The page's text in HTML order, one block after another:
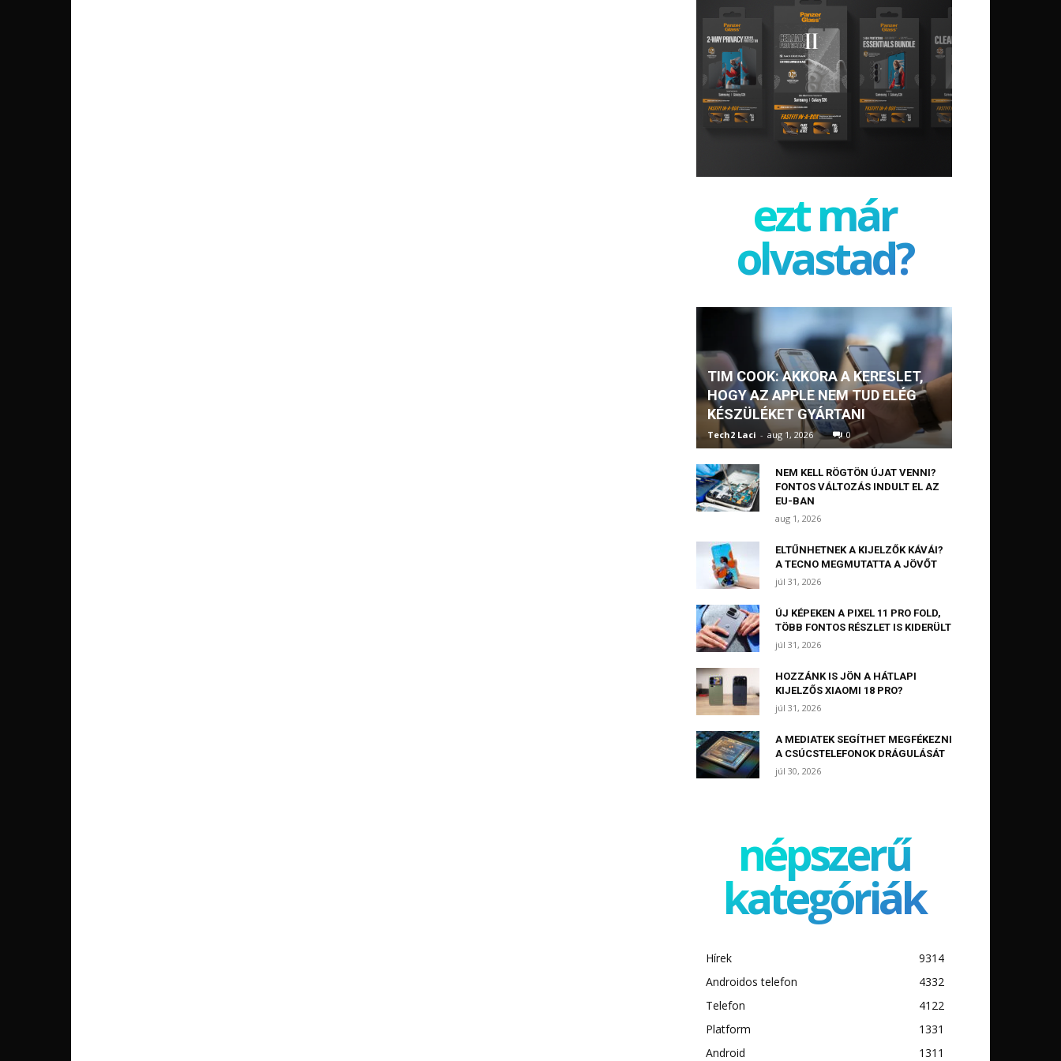
ezt már
olvastad?
TIM COOK: AKKORA A KERESLET,
HOGY AZ APPLE NEM TUD ELÉG
KÉSZÜLÉKET GYÁRTANI
Tech2 Laci - aug 1, 2026 0
NEM KELL RÖGTÖN ÚJAT VENNI?
FONTOS VÁLTOZÁS INDULT EL AZ
EU-BAN
aug 1, 2026
ELTŰNHETNEK A KIJELZŐK KÁVÁI?
A TECNO MEGMUTATTA A JÖVŐT
júl 31, 2026
ÚJ KÉPEKEN A PIXEL 11 PRO FOLD,
TÖBB FONTOS RÉSZLET IS KIDERÜLT
júl 31, 2026
HOZZÁNK IS JÖN A HÁTLAPI
KIJELZŐS XIAOMI 18 PRO?
júl 31, 2026
A MEDIATEK SEGÍTHET MEGFÉKEZNI
A CSÚCSTELEFONOK DRÁGULÁSÁT
júl 30, 2026
népszerű
kategóriák
Hírek
9314
Androidos telefon
4332
Telefon
4122
Platform
1331
Android
1311